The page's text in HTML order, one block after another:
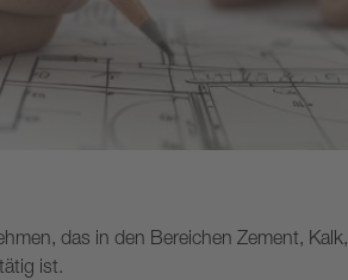
das in den Bereichen Zement, Kalk,
ist.